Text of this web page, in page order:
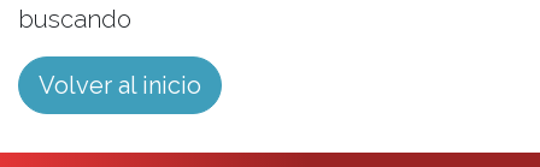
buscando
Volver al inicio